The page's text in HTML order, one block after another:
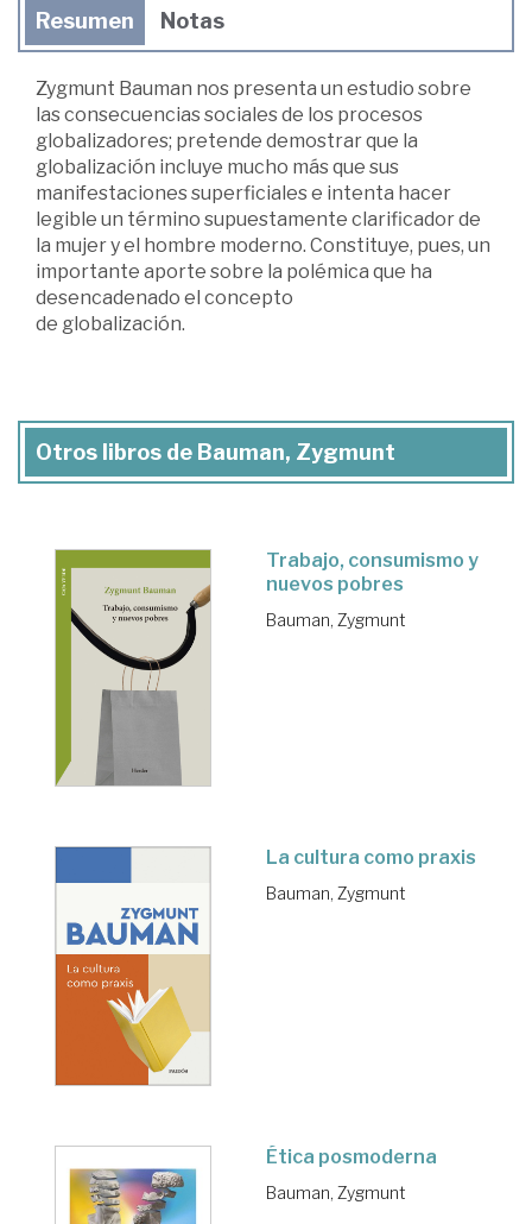
Resumen Notas
Zygmunt Bauman nos presenta un estudio sobre
las consecuencias sociales de los procesos
globalizadores; pretende demostrar que la
globalización incluye mucho más que sus
manifestaciones superficiales e intenta hacer
legible un término supuestamente clarificador de
la mujer y el hombre moderno. Constituye, pues, un
importante aporte sobre la polémica que ha
desencadenado el concepto
de globalización.
Otros libros de Bauman, Zygmunt
Trabajo, consumismo y
nuevos pobres
Bauman, Zygmunt
La cultura como praxis
Bauman, Zygmunt
Ética posmoderna
Bauman, Zygmunt